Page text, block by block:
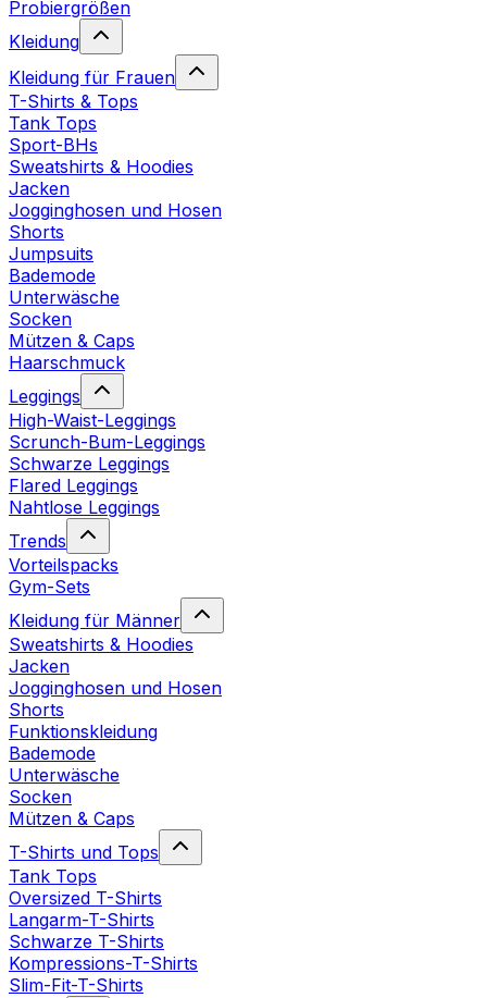
Probiergrößen
Kleidung
Kleidung für Frauen
T-Shirts & Tops
Tank Tops
Sport-BHs
Sweatshirts & Hoodies
Jacken
Jogginghosen und Hosen
Shorts
Jumpsuits
Bademode
Unterwäsche
Socken
Mützen & Caps
Haarschmuck
Leggings
High-Waist-Leggings
Scrunch-Bum-Leggings
Schwarze Leggings
Flared Leggings
Nahtlose Leggings
Trends
Vorteilspacks
Gym-Sets
Kleidung für Männer
Sweatshirts & Hoodies
Jacken
Jogginghosen und Hosen
Shorts
Funktionskleidung
Bademode
Unterwäsche
Socken
Mützen & Caps
T-Shirts und Tops
Tank Tops
Oversized T-Shirts
Langarm-T-Shirts
Schwarze T-Shirts
Kompressions-T-Shirts
Slim-Fit-T-Shirts